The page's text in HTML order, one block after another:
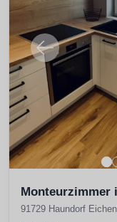
Monteurzimmer
91729 Haundorf